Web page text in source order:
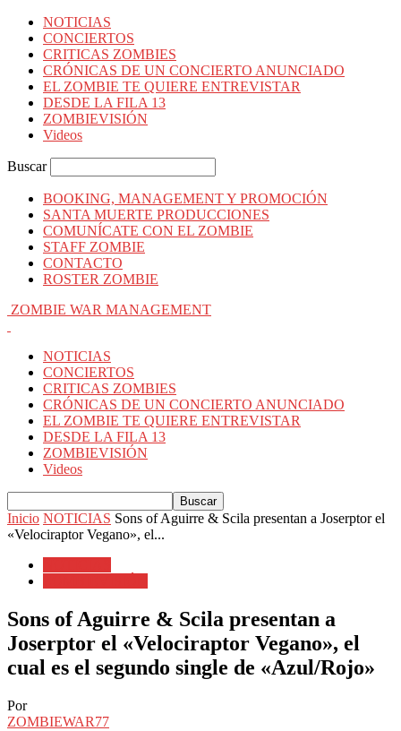
NOTICIAS
CONCIERTOS
CRITICAS ZOMBIES
CRÓNICAS DE UN CONCIERTO ANUNCIADO
EL ZOMBIE TE QUIERE ENTREVISTAR
DESDE LA FILA 13
ZOMBIEVISIÓN
Videos
Buscar
BOOKING, MANAGEMENT Y PROMOCIÓN
SANTA MUERTE PRODUCCIONES
COMUNÍCATE CON EL ZOMBIE
STAFF ZOMBIE
CONTACTO
ROSTER ZOMBIE
ZOMBIE WAR MANAGEMENT
NOTICIAS
CONCIERTOS
CRITICAS ZOMBIES
CRÓNICAS DE UN CONCIERTO ANUNCIADO
EL ZOMBIE TE QUIERE ENTREVISTAR
DESDE LA FILA 13
ZOMBIEVISIÓN
Videos
Inicio NOTICIAS Sons of Aguirre & Scila presentan a Joserptor el
«Velociraptor Vegano», el...
Sons of Aguirre & Scila presentan a
Joserptor el «Velociraptor Vegano», el
cual es el segundo single de «Azul/Rojo»
Por
ZOMBIEWAR77